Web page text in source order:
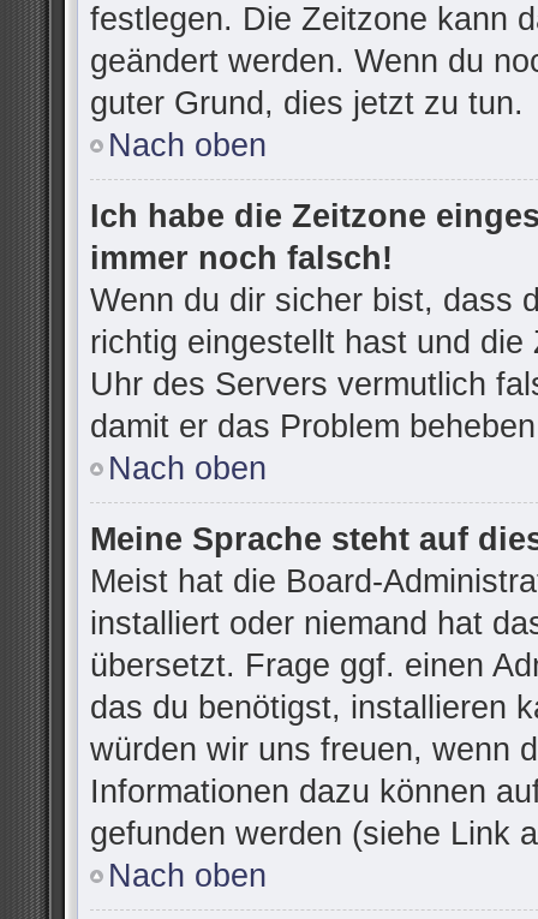
festlegen. Die Zeitzone kann
geändert werden. Wenn du
guter Grund, dies jetzt zu tun.
Nach oben
Ich habe die Zeitzone
immer noch falsch!
Wenn du dir sicher bist, dass
richtig eingestellt hast und
Uhr des Servers vermutlich
damit er das Problem
Nach oben
Meine Sprache steht auf
Meist hat die Board-
installiert oder niemand hat
übersetzt. Frage ggf. einen
das du benötigst, installieren
würden wir uns freuen, wenn
Informationen dazu können
gefunden werden (siehe Link
Nach oben